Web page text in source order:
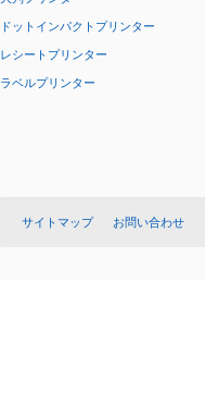
ドットインパクトプリンター
レシートプリンター
ラベルプリンター
サイトマップ お問い合わせ